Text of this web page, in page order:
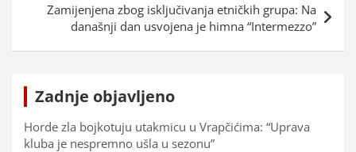
Zamijenjena zbog isključivanja etničkih grupa: Na
današnji dan usvojena je himna “Intermezzo”
Zadnje objavljeno
Horde zla bojkotuju utakmicu u Vrapčićima: “Uprava
kluba je nespremno ušla u sezonu”